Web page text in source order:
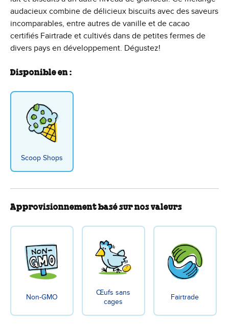
audacieux combine de délicieux biscuits avec des saveurs
incomparables, entre autres de vanille et de cacao
certifiés Fairtrade et cultivés dans de petites fermes de
divers pays en développement. Dégustez!
Disponible en :
Scoop Shops
Approvisionnement basé sur nos valeurs
Non-GMO
Œufs sans
cages
Fairtrade